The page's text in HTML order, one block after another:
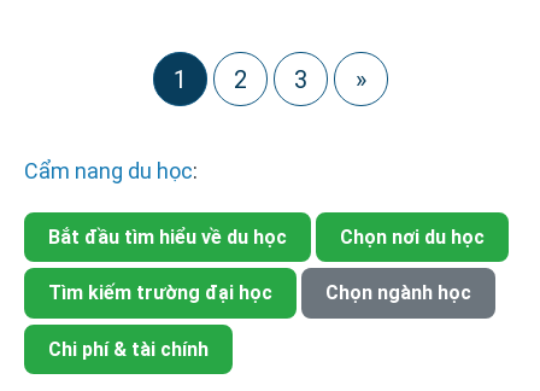
1 2 3 »
Cẩm nang du học:
Bắt đầu tìm hiểu về du học Chọn nơi du học
Tìm kiếm trường đại học Chọn ngành học
Chi phí & tài chính